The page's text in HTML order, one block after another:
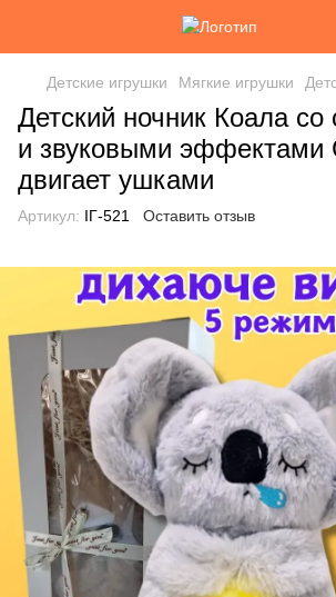
Детские игрушки Мягкие игрушки
Детский ночник Коала со
и звуковыми эффектами
двигает ушками
Артикул: ІГ-521 Оставить отзыв